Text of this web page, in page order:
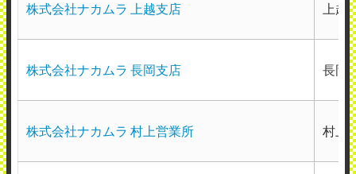
株式会社ナカムラ 上越支店 上越
株式会社ナカムラ 長岡支店 長岡
株式会社ナカムラ 村上営業所 村上